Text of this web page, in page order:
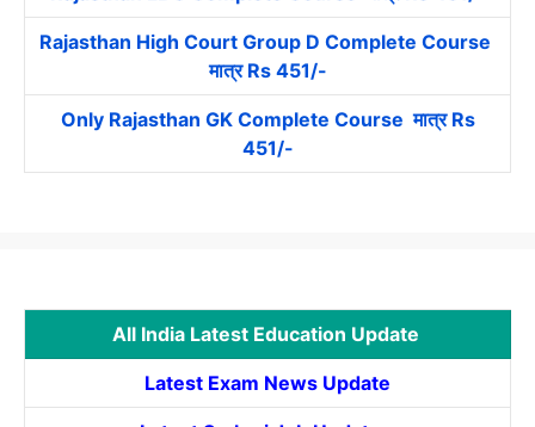
Rajasthan High Court Group D Complete Course
मात्र Rs 451/-
Only Rajasthan GK Complete Course मात्र Rs
451/-
All India Latest Education Update
Latest Exam News Update